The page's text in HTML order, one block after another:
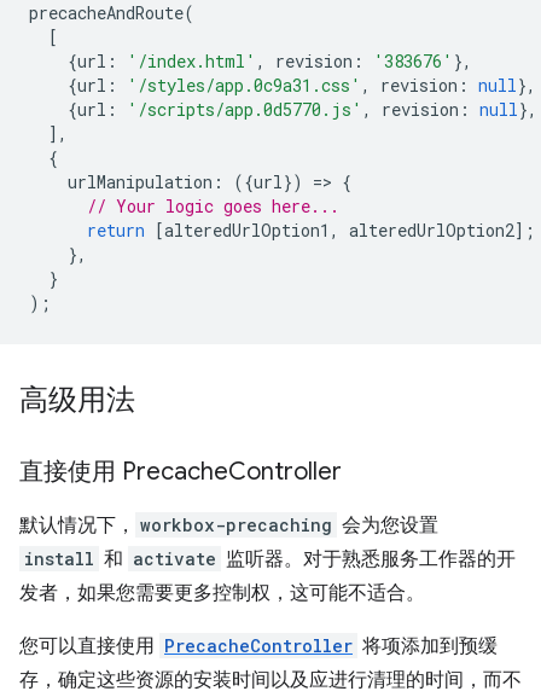
precacheAndRoute(
[
{url : '/index.html' , revision : '383676' },
{url : '/styles/app.0c9a31.css' , revision : null},
{url : '/scripts/app.0d5770.js' , revision : null},
],
{
urlManipulation : ({url}) => {
// Your logic goes here...
return [alteredUrlOption1 , alteredUrlOption2];
},
}
);
高级用法
直接使用 PrecacheController
默认情况下， workbox-precaching 会为您设置
install 和 activate 监听器。对于熟悉服务工作器的开
发者，如果您需要更多控制权，这可能不适合。
您可以直接使用 PrecacheController 将项添加到预缓
存，确定这些资源的安装时间以及应进行清理的时间，而不